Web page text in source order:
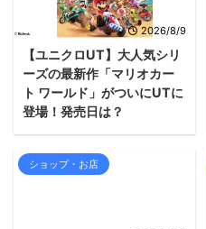
2026/8/9
【ユニクロUT】大人気シリ
ーズの最新作「マリオカー
ト ワールド」がついにUTに
登場！発売日は？
ショップ・お店